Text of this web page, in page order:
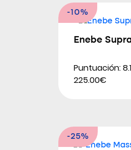
-10%
Enebe
Puntuación:
225.00€
-25%